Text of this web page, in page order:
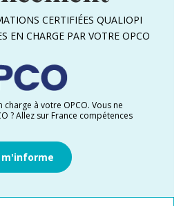
CERTIFIÉES QUALIOPI
EN CHARGE PAR VOTRE OPCO
à votre OPCO. Vous ne
? Allez sur France compétences
m'informe